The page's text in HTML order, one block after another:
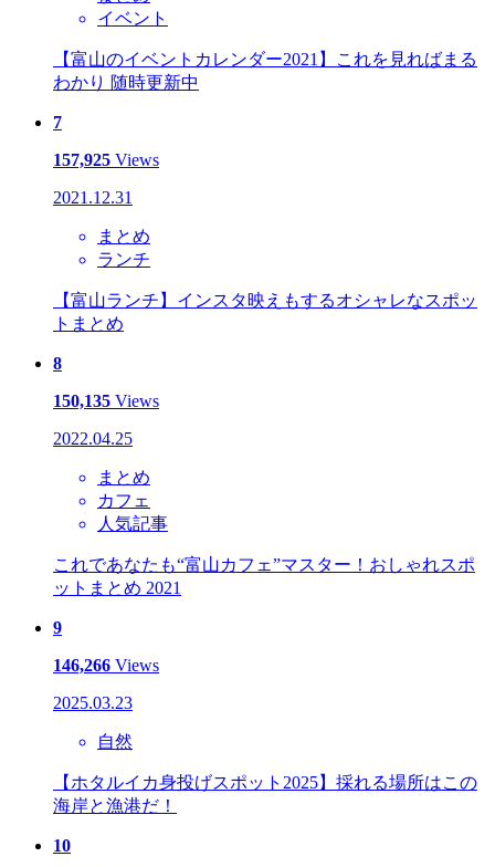
イベント
【富山のイベントカレンダー2021】これを見ればまる
わかり 随時更新中
7
157,925 Views
2021.12.31
まとめ
ランチ
【富山ランチ】インスタ映えもするオシャレなスポッ
トまとめ
8
150,135 Views
2022.04.25
まとめ
カフェ
人気記事
これであなたも“富山カフェ”マスター！おしゃれスポ
ットまとめ 2021
9
146,266 Views
2025.03.23
自然
【ホタルイカ身投げスポット2025】採れる場所はこの
海岸と漁港だ！
10